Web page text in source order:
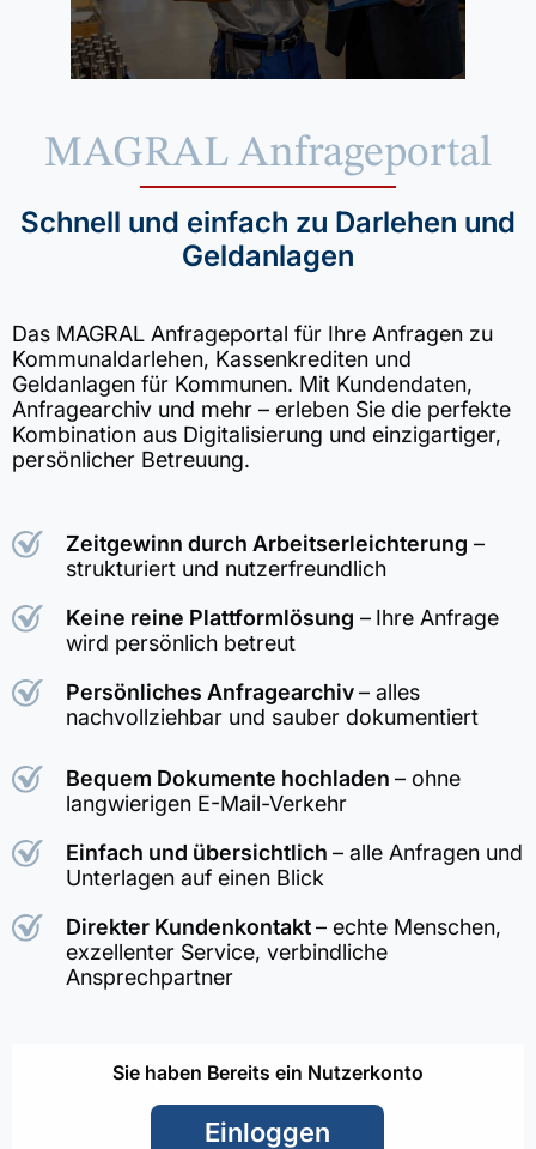
MAGRAL Anfrageportal
Schnell und einfach zu Darlehen und
Geldanlagen
Das MAGRAL Anfrageportal für Ihre Anfragen zu
Kommunaldarlehen, Kassenkrediten und
Geldanlagen für Kommunen. Mit Kundendaten,
Anfragearchiv und mehr – erleben Sie die perfekte
Kombination aus Digitalisierung und einzigartiger,
persönlicher Betreuung.
Zeitgewinn durch Arbeitserleichterung –
strukturiert und nutzerfreundlich
Keine reine Plattformlösung – Ihre Anfrage
wird persönlich betreut
Persönliches Anfragearchiv– alles
nachvollziehbar und sauber dokumentiert
Bequem Dokumente hochladen – ohne
langwierigen E-Mail-Verkehr
Einfach und übersichtlich – alle Anfragen und
Unterlagen auf einen Blick
Direkter Kundenkontakt– echte Menschen,
exzellenter Service, verbindliche
Ansprechpartner
Sie haben Bereits ein Nutzerkonto
Einloggen